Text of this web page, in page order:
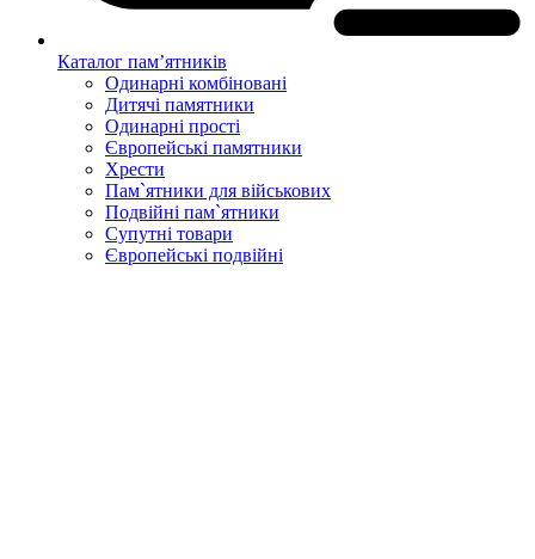
Каталог пам’ятників
Одинарні комбіновані
Дитячі памятники
Одинарні прості
Європейські памятники
Хрести
Пам`ятники для військових
Подвійні пам`ятники
Супутні товари
Європейські подвійні